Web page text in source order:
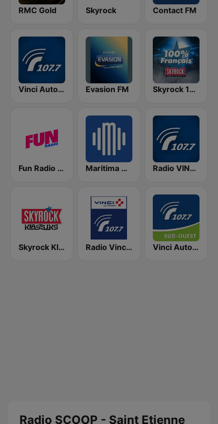
RMC Gold Skyrock Contact FM
Vinci Autoroute Languedoc Roussillon Evasion FM Skyrock 100% Français
Fun Radio FRANCE Maritima Radio Radio VINCI Autoroutes
Skyrock Klassiks Radio Vinci Autoroutes Sud 107.7 Vinci Autoroute Sud-Ouest
Radio SCOOP - Saint Etienne